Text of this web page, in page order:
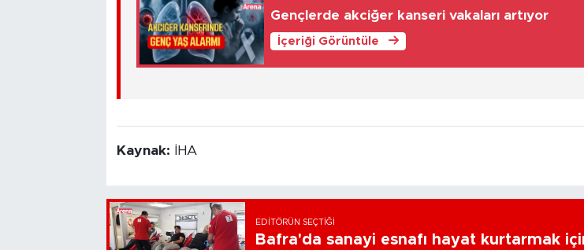
Gençlerde akciğer kanseri vakaları artıyor
İçeriği Görüntüle
Kaynak: İHA
EDITÖRÜN SEÇTIĞI
Bafra'da sanayi esnafı hayat kurtarmak